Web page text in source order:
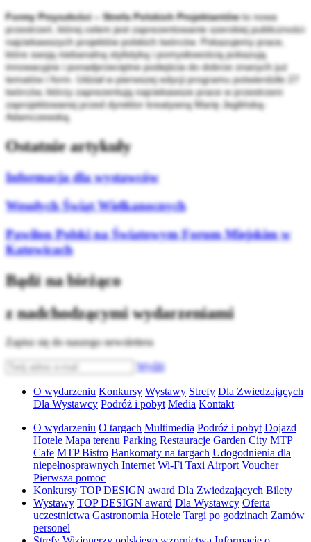
Formy Przyszłości – Strefa Polskich Projektantówto nowa
przestrzeń, której celem jest zaprezentowanie szerokiej publiczności
najciekawszych projektów polskich twórców. Pokazujemy prace,
które swoją niebanalną stylistyką i pomysłowością pokazują
innowacyjne i ponadprzeciętne podejścia do dobrze znanych już
tematów i form. Udział w pierwszej edycji programu potwierdziło 27
twórców, którzy zaprezentują najciekawsze prace w przestrzeni
zaprojektowanej przed dyrektor kreatywną Marię Jeglińską-
Adamczewską.
Ostatnie artykuły
Informacja dla wystawców
Wesołych Świąt Wielkanocnych
Pawilon Polski na Światowym Forum Miejskim w
Katowicach
Bądź na bieżąco
z nadchodzącymi wydarzeniami
Zapisz się do naszego newslettera
Wyślij
O wydarzeniu Konkursy Wystawy Strefy Dla Zwiedzających
Dla Wystawcy Podróż i pobyt Media Kontakt
O wydarzeniu O targach Multimedia Podróż i pobyt Dojazd
Hotele Mapa terenu Parking Restauracje Garden City MTP
Cafe MTP Bistro Bankomaty na targach Udogodnienia dla
niepełnosprawnych Internet Wi-Fi TaxiAirport Voucher
Pierwsza pomoc
Konkursy TOP DESIGN award Dla Zwiedzających Bilety
Wystawy TOP DESIGN award Dla Wystawcy Oferta
uczestnictwa Gastronomia Hotele Targi po godzinach Zamów
personel